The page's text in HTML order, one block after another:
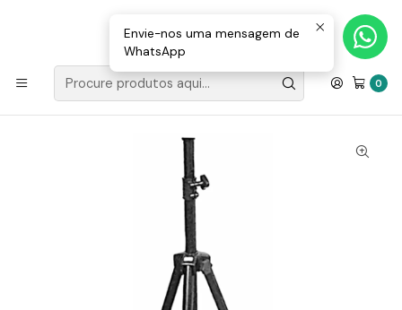
0
Loja Valongo: 220 150 143 (chamada para a rede fixa nacional) «»
E-mail: geral@movenergy.pt
Início SOM | LUZ
Suporte Colunas 60Kg Altura 1,25 a 1,85 metros Karma
Envie-nos uma mensagem de
WhatsApp